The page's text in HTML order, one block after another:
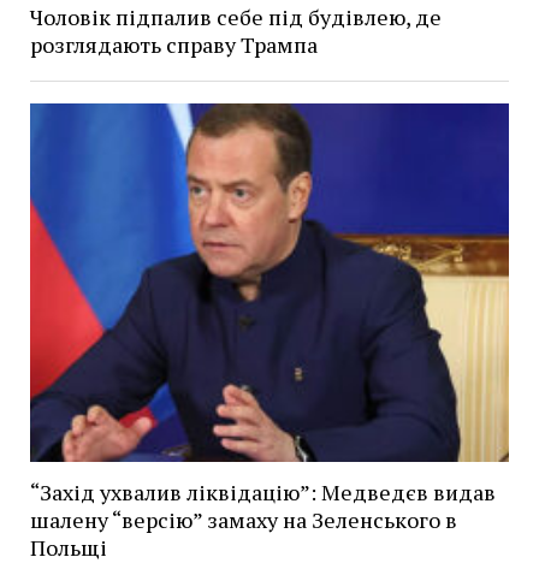
Чоловік підпалив себе під будівлею, де
розглядають справу Трампа
“Захід ухвалив ліквідацію”: Медведєв видав
шалену “версію” замаху на Зеленського в
Польщі